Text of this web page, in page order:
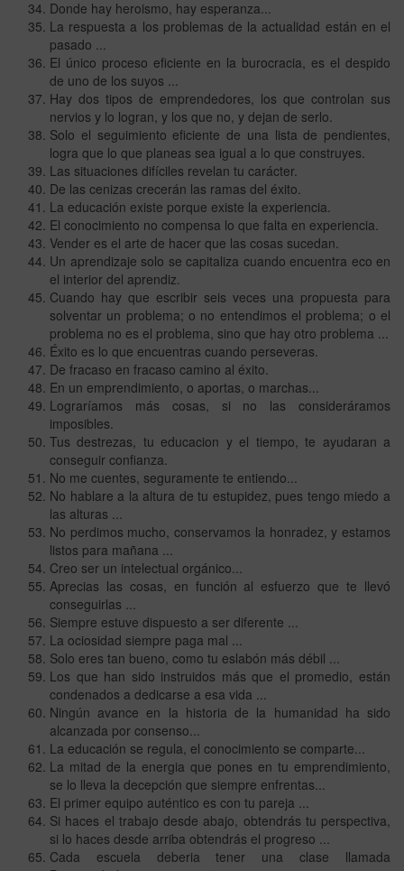
Donde hay heroismo, hay esperanza...
La respuesta a los problemas de la actualidad están en el
pasado ...
El único proceso eficiente en la burocracia, es el despido
de uno de los suyos ...
Hay dos tipos de emprendedores, los que controlan sus
nervios y lo logran, y los que no, y dejan de serlo.
Solo el seguimiento eficiente de una lista de pendientes,
logra que lo que planeas sea igual a lo que construyes.
Las situaciones difíciles revelan tu carácter.
De las cenizas crecerán las ramas del éxito.
La educación existe porque existe la experiencia.
El conocimiento no compensa lo que falta en experiencia.
Vender es el arte de hacer que las cosas sucedan.
Un aprendizaje solo se capitaliza cuando encuentra eco en
el interior del aprendiz.
Cuando hay que escribir seis veces una propuesta para
solventar un problema; o no entendimos el problema; o el
problema no es el problema, sino que hay otro problema ...
Éxito es lo que encuentras cuando perseveras.
De fracaso en fracaso camino al éxito.
En un emprendimiento, o aportas, o marchas...
Lograríamos más cosas, si no las consideráramos
imposibles.
Tus destrezas, tu educacion y el tiempo, te ayudaran a
conseguir confianza.
No me cuentes, seguramente te entiendo...
No hablare a la altura de tu estupidez, pues tengo miedo a
las alturas ...
No perdimos mucho, conservamos la honradez, y estamos
listos para mañana ...
Creo ser un intelectual orgánico...
Aprecias las cosas, en función al esfuerzo que te llevó
conseguirlas ...
Siempre estuve dispuesto a ser diferente ...
La ociosidad siempre paga mal ...
Solo eres tan bueno, como tu eslabón más débil ...
Los que han sido instruidos más que el promedio, están
condenados a dedicarse a esa vida ...
Ningún avance en la historia de la humanidad ha sido
alcanzada por consenso...
La educación se regula, el conocimiento se comparte...
La mitad de la energia que pones en tu emprendimiento,
se lo lleva la decepción que siempre enfrentas...
El primer equipo auténtico es con tu pareja ...
Si haces el trabajo desde abajo, obtendrás tu perspectiva,
si lo haces desde arriba obtendrás el progreso ...
Cada escuela deberia tener una clase llamada